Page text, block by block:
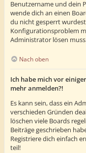
Benutzername und dein
wende dich an einen
du nicht gesperrt
Konfigurationsproblem
Administrator lösen
Nach oben
Ich habe mich vor
mehr anmelden?!
Es kann sein, dass ein
verschieden Gründen
löschen viele Boards
Beiträge geschrieben
Registriere dich einfach
teil!